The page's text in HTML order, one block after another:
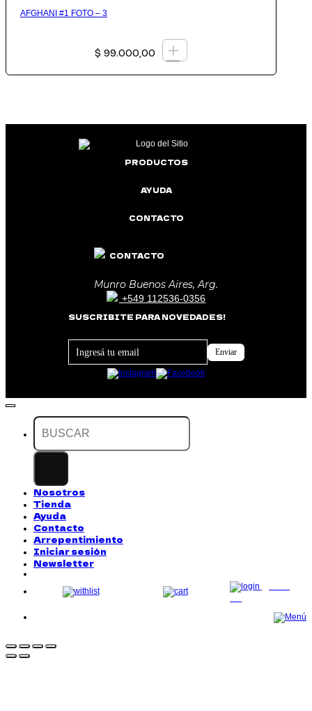
AFGHANI #1 FOTO – 3
$ 99.000,00 +
PRODUCTOS
AYUDA
CONTACTO
CONTACTO
Munro Buenos Aires, Arg.
+549 112536-0356
SUSCRIBITE PARA NOVEDADES!
Newsletter
Enviar
Buscar
por:
Nosotros
Tienda
Ayuda
Contacto
Arrepentimiento
Iniciar sesión
Newsletter